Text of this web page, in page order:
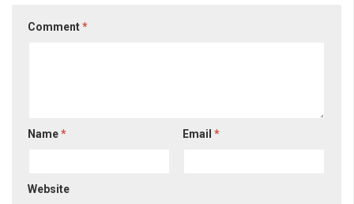
Comment*
Name* Email*
Website